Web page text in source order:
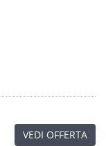
VEDI OFFERTA